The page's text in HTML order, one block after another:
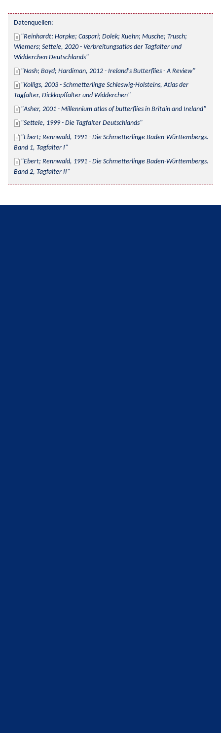
Datenquellen:
Reinhardt; Harpke; Caspari; Dolek; Kuehn; Musche; Trusch;
Wiemers; Settele, 2020 - Verbreitungsatlas der Tagfalter und
Widderchen Deutschlands
Nash; Boyd; Hardiman, 2012 - Ireland's Butterflies - A Review
Kolligs, 2003 - Schmetterlinge Schleswig-Holsteins, Atlas der
Tagfalter, Dickkopffalter und Widderchen
Asher, 2001 - Millennium atlas of butterflies in Britain and Ireland
Settele, 1999 - Die Tagfalter Deutschlands
Ebert; Rennwald, 1991 - Die Schmetterlinge Baden-Württembergs.
Band 1, Tagfalter I
Ebert; Rennwald, 1991 - Die Schmetterlinge Baden-Württembergs.
Band 2, Tagfalter II